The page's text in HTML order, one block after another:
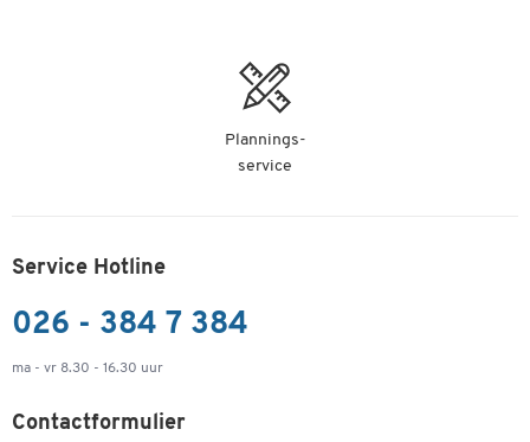
Plannings-
service
Service Hotline
026 - 384 7 384
ma - vr 8.30 - 16.30 uur
Contactformulier